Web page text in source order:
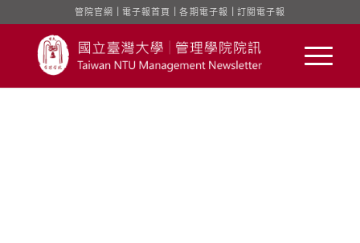
管院官網 電子報首頁 ｜各期電子報 訂閱電子報